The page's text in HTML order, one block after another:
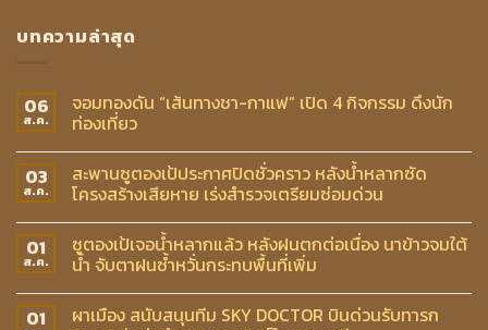
บทความล่าสุด
06
ส.ค.
จอมทองดัน “เส้นทางชา-กาแฟ” เปิด 4 กิจกรรม ดึงนัก
ท่องเที่ยว
03
ส.ค.
สะพานซูตองเป้ประกาศปิดชั่วคราว หลังน้ำหลากซัด
โครงสร้างเสียหาย เร่งสำรวจเตรียมซ่อมด่วน
01
ส.ค.
ซูตองเป้เจอน้ำหลากแล้ว หลังฝนตกต่อเนื่อง นาข้าวจมใต้
น้ำ จับตาฝนซ้ำหวั่นกระทบพื้นที่เพิ่ม
01 ผาเมือง สนับสนุนทีม SKY DOCTOR บินด่วนรับทารก